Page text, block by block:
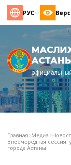
РУС
Главная Медиа
Внеочередная сессия:
города Астаны